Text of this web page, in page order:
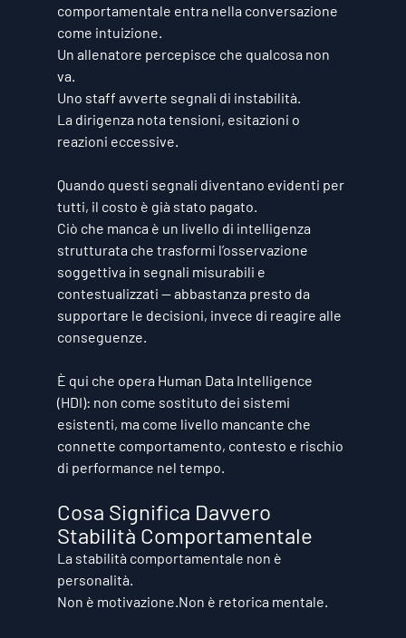
comportamentale entra nella conversazione
come intuizione.
Un allenatore percepisce che qualcosa non
va.
Uno staff avverte segnali di instabilità.
La dirigenza nota tensioni, esitazioni o
reazioni eccessive.
Quando questi segnali diventano evidenti per
tutti, il costo è già stato pagato.
Ciò che manca è un livello di intelligenza
strutturata che trasformi l’osservazione
soggettiva in segnali misurabili e
contestualizzati — abbastanza presto da
supportare le decisioni, invece di reagire alle
conseguenze.
È qui che opera Human Data Intelligence
(HDI): non come sostituto dei sistemi
esistenti, ma come livello mancante che
connette comportamento, contesto e rischio
di performance nel tempo.
Cosa Significa Davvero
Stabilità Comportamentale
La stabilità comportamentale non è
personalità.
Non è motivazione.Non è retorica mentale.